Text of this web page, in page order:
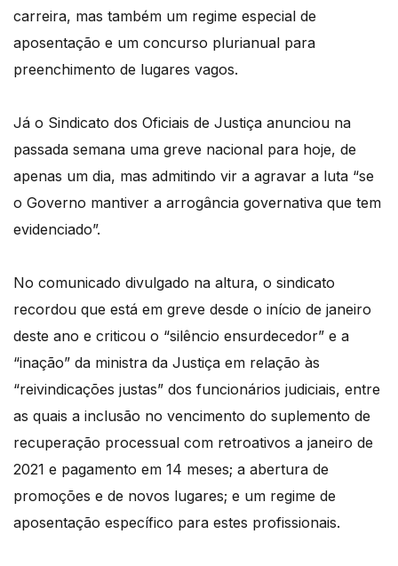
carreira, mas também um regime especial de
aposentação e um concurso plurianual para
preenchimento de lugares vagos.
Já o Sindicato dos Oficiais de Justiça anunciou na
passada semana uma greve nacional para hoje, de
apenas um dia, mas admitindo vir a agravar a luta “se
o Governo mantiver a arrogância governativa que tem
evidenciado”.
No comunicado divulgado na altura, o sindicato
recordou que está em greve desde o início de janeiro
deste ano e criticou o “silêncio ensurdecedor” e a
“inação” da ministra da Justiça em relação às
“reivindicações justas” dos funcionários judiciais, entre
as quais a inclusão no vencimento do suplemento de
recuperação processual com retroativos a janeiro de
2021 e pagamento em 14 meses; a abertura de
promoções e de novos lugares; e um regime de
aposentação específico para estes profissionais.